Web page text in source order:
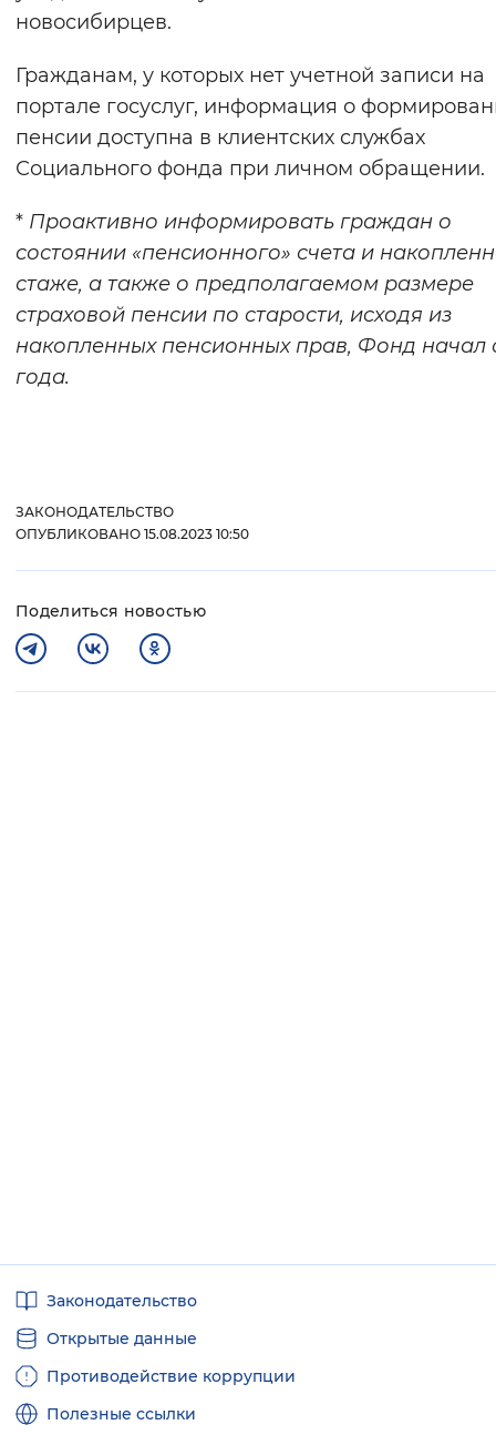
новосибирцев.
Гражданам, у которых нет учетной записи на
портале госуслуг, информация о
пенсии доступна в клиентских службах
Социального фонда при личном обращении.
* Проактивно информировать граждан о
состоянии «пенсионного» счета и
стаже, а также о предполагаемом размере
страховой пенсии по старости, исходя из
накопленных пенсионных прав, Фонд начал
года.
ЗАКОНОДАТЕЛЬСТВО
ОПУБЛИКОВАНО 15.08.2023 10:50
Поделиться новостью
ссылкиЗаконодательство
Открытые данные
Противодействие коррупции
Полезные ссылки